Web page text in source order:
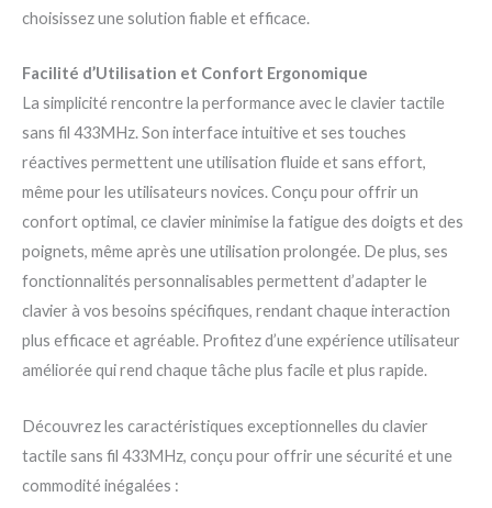
choisissez une solution fiable et efficace.
Facilité d’Utilisation et Confort Ergonomique
La simplicité rencontre la performance avec le clavier tactile
sans fil 433MHz. Son interface intuitive et ses touches
réactives permettent une utilisation fluide et sans effort,
même pour les utilisateurs novices. Conçu pour offrir un
confort optimal, ce clavier minimise la fatigue des doigts et des
poignets, même après une utilisation prolongée. De plus, ses
fonctionnalités personnalisables permettent d’adapter le
clavier à vos besoins spécifiques, rendant chaque interaction
plus efficace et agréable. Profitez d’une expérience utilisateur
améliorée qui rend chaque tâche plus facile et plus rapide.
Découvrez les caractéristiques exceptionnelles du clavier
tactile sans fil 433MHz, conçu pour offrir une sécurité et une
commodité inégalées :